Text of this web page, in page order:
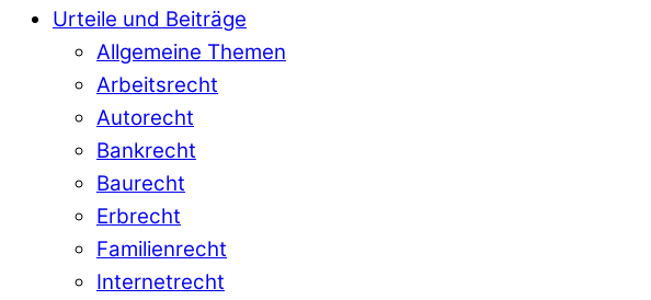
Urteile und Beiträge
Allgemeine Themen
Arbeitsrecht
Autorecht
Bankrecht
Baurecht
Erbrecht
Familienrecht
Internetrecht